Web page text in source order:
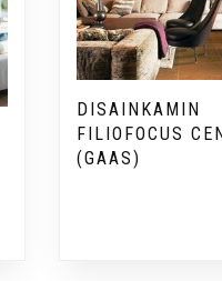
DISAINKAMIN
FILIOFOCUS
(GAAS)